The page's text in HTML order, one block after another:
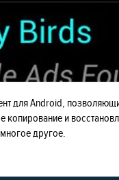
для Android,
копирование и
другое.